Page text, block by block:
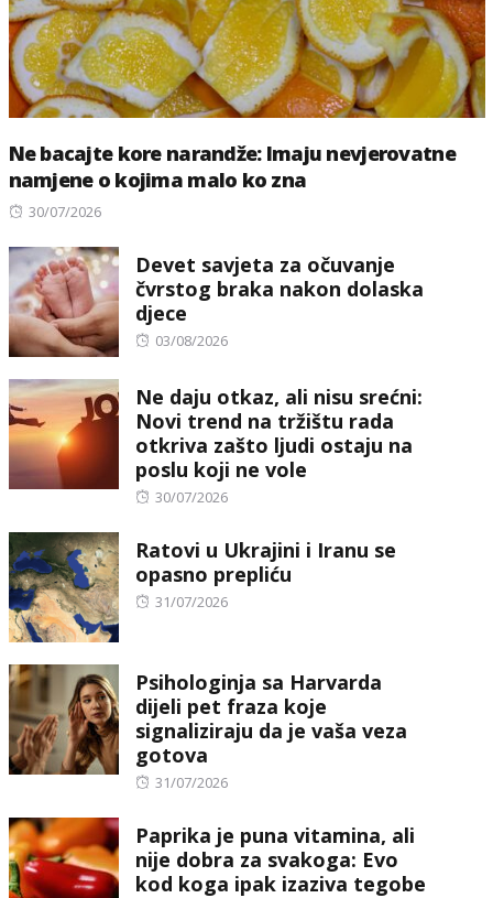
Ne bacajte kore narandže: Imaju nevjerovatne
namjene o kojima malo ko zna
Posted
30/07/2026
Devet savjeta za očuvanje
čvrstog braka nakon dolaska
djece
Posted
03/08/2026
Ne daju otkaz, ali nisu srećni:
Novi trend na tržištu rada
otkriva zašto ljudi ostaju na
poslu koji ne vole
Posted
30/07/2026
Ratovi u Ukrajini i Iranu se
opasno prepliću
Posted
31/07/2026
Psihologinja sa Harvarda
dijeli pet fraza koje
signaliziraju da je vaša veza
gotova
Posted
31/07/2026
Paprika je puna vitamina, ali
nije dobra za svakoga: Evo
kod koga ipak izaziva tegobe